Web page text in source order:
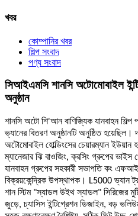
খবর
কোম্পানির খবর
শিল্প সংবাদ
পণ্য সংবাদ
সিআইএমসি শানসি অটোমোবাইল
অনুষ্ঠান
শানসি অটো শি'আন বাণিজ্যিক যানবাহন
ভ্যানের বিতরণ অনুষ্ঠানটি অনুষ্ঠিত হয়েছিল।
অটোমোবাইল হোল্ডিংসের চেয়ারম্যান ইউয়ান
ম্যানেজার ঝি বাওজিং, ক্রসিং গ্রুপের ভাইস
যানবাহন গ্রুপের সহকারী সভাপতি কং
বিক্রয়কেন্দ্রিক উপস্থাপক। L5000 ভ্যান
শান স্টিম "স্যাডল উইথ স্যাডল" সিরিজের
জুড়ে, চ্যাসিস ইন্টিগ্রেশন ডিজাইন, বড়